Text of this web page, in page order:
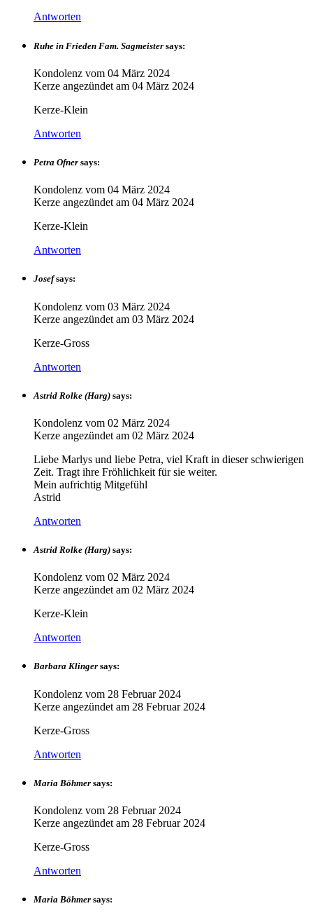
Antworten
Ruhe in Frieden Fam. Sagmeister says:
Kondolenz vom 04 März 2024
Kerze angezündet am 04 März 2024
Kerze-Klein
Antworten
Petra Ofner says:
Kondolenz vom 04 März 2024
Kerze angezündet am 04 März 2024
Kerze-Klein
Antworten
Josef says:
Kondolenz vom 03 März 2024
Kerze angezündet am 03 März 2024
Kerze-Gross
Antworten
Astrid Rolke (Harg) says:
Kondolenz vom 02 März 2024
Kerze angezündet am 02 März 2024
Liebe Marlys und liebe Petra, viel Kraft in dieser schwierigen
Zeit. Tragt ihre Fröhlichkeit für sie weiter.
Mein aufrichtig Mitgefühl
Astrid
Antworten
Astrid Rolke (Harg) says:
Kondolenz vom 02 März 2024
Kerze angezündet am 02 März 2024
Kerze-Klein
Antworten
Barbara Klinger says:
Kondolenz vom 28 Februar 2024
Kerze angezündet am 28 Februar 2024
Kerze-Gross
Antworten
Maria Böhmer says:
Kondolenz vom 28 Februar 2024
Kerze angezündet am 28 Februar 2024
Kerze-Gross
Antworten
Maria Böhmer says: